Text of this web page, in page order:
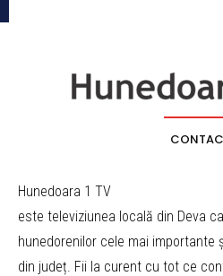
Hunedoara 1 TV
este televiziunea locală din Deva
hunedorenilor cele mai importante
din județ. Fii la curent cu tot ce